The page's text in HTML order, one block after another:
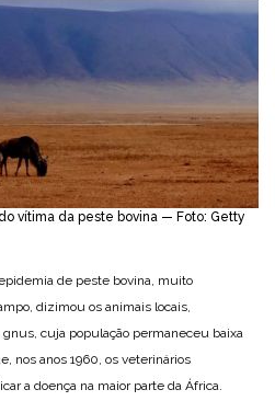
vítima da peste bovina — Foto: Getty
de peste bovina, muito
dizimou os animais locais,
cuja população permaneceu baixa
nos anos 1960, os veterinários
a doença na maior parte da África.